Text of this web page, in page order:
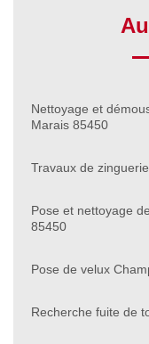
Nettoyage et
Marais 85450
Travaux de
Pose et nettoyage
85450
Pose de velux
Recherche fuite de